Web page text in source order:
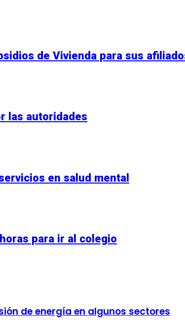
de Vivienda para sus
las autoridades
en salud mental
para ir al colegio
de energía en algunos sectores